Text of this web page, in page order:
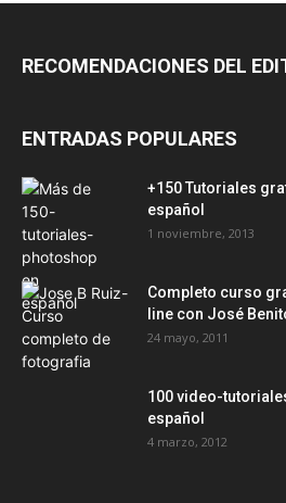
RECOMENDACIONES DEL
ENTRADAS POPULARES
+150 Tutoriales
español
1 noviembre, 2013
Completo curso
line con José
24 mayo, 2011
100 video-
español
4 marzo, 2012